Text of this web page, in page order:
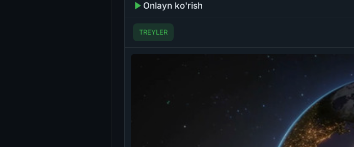
Onlayn ko'rish
TREYLER